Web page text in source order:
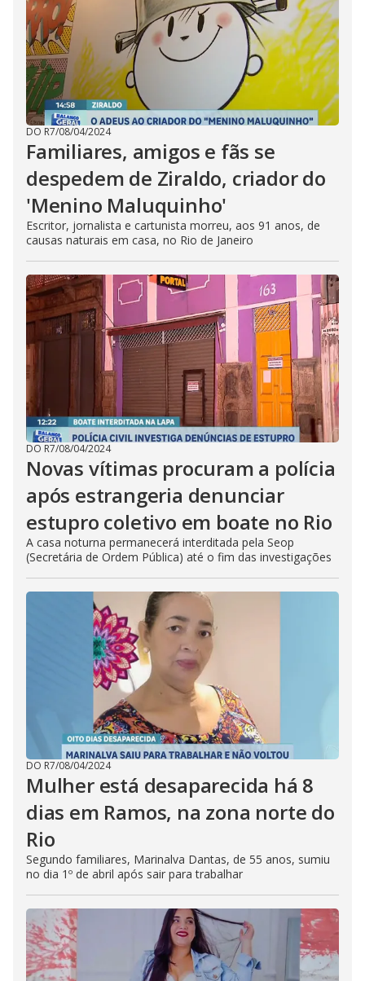
DO R7/08/04/2024
Familiares, amigos e fãs se
despedem de Ziraldo, criador do
'Menino Maluquinho'
Escritor, jornalista e cartunista morreu, aos 91 anos, de
causas naturais em casa, no Rio de Janeiro
DO R7/08/04/2024
Novas vítimas procuram a polícia
após estrangeria denunciar
estupro coletivo em boate no Rio
A casa noturna permanecerá interditada pela Seop
(Secretária de Ordem Pública) até o fim das investigações
DO R7/08/04/2024
Mulher está desaparecida há 8
dias em Ramos, na zona norte do
Rio
Segundo familiares, Marinalva Dantas, de 55 anos, sumiu
no dia 1º de abril após sair para trabalhar